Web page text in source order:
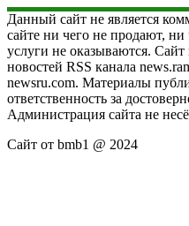
Данный сайт не является
сайте ни чего не продают,
услуги не оказываются. Сайт
новостей RSS канала
newsru.com. Материалы
ответственность за
Администрация сайта не
Сайт от bmb1 @ 2024